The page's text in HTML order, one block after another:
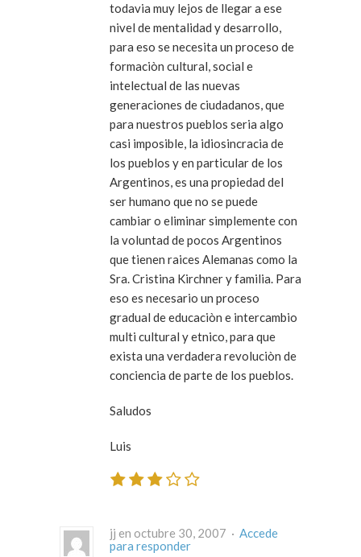
todavia muy lejos de llegar a ese
nivel de mentalidad y desarrollo,
para eso se necesita un proceso de
formaciòn cultural, social e
intelectual de las nuevas
generaciones de ciudadanos, que
para nuestros pueblos seria algo
casi imposible, la idiosincracia de
los pueblos y en particular de los
Argentinos, es una propiedad del
ser humano que no se puede
cambiar o eliminar simplemente con
la voluntad de pocos Argentinos
que tienen raices Alemanas como la
Sra. Cristina Kirchner y familia. Para
eso es necesario un proceso
gradual de educaciòn e intercambio
multi cultural y etnico, para que
exista una verdadera revoluciòn de
conciencia de parte de los pueblos.
Saludos
Luis
jj en octubre 30, 2007 · Accede
para responder